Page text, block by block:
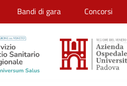
Bandi di gara Concorsi